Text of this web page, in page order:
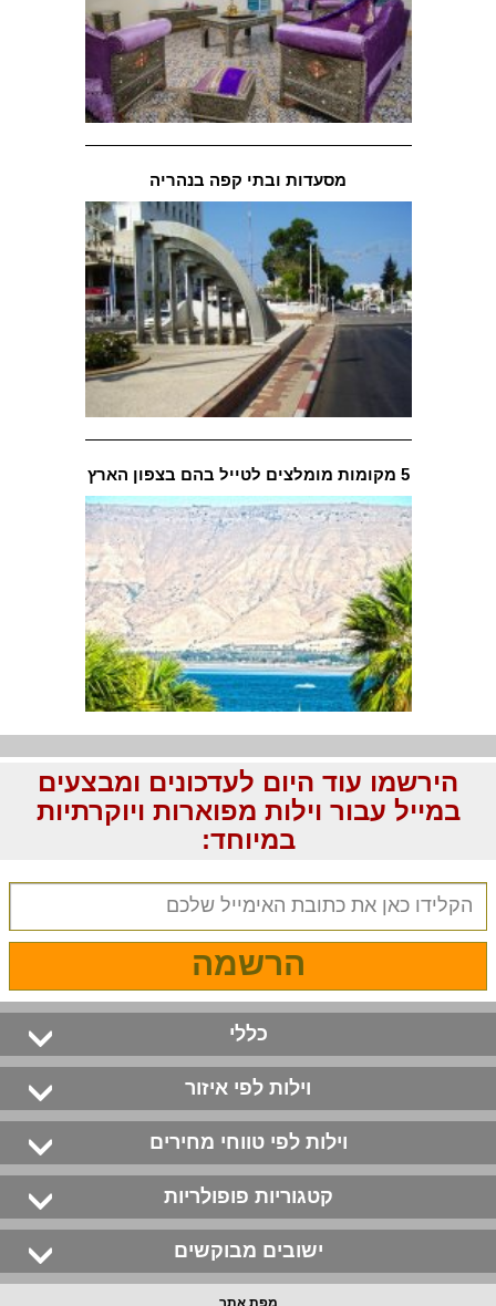
מסעדות ובתי קפה בנהריה
5 מקומות מומלצים לטייל בהם בצפון הארץ
הירשמו עוד היום לעדכונים ומבצעים
במייל עבור וילות מפוארות ויוקרתיות
במיוחד:
הרשמה
כללי
וילות לפי איזור
וילות לפי טווחי מחירים
קטגוריות פופולריות
ישובים מבוקשים
מפת אתר